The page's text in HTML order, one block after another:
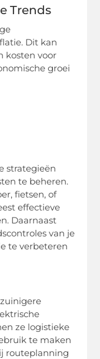
Trends
Dit kan
kosten voor
groei
strategieën
te beheren.
fietsen, of
effectieve
Daarnaast
van je
te verbeteren
ze logistieke
te maken
routeplanning